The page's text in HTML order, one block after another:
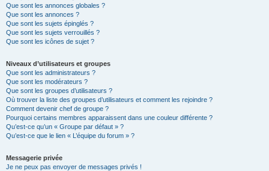
Que sont les annonces globales ?
Que sont les annonces ?
Que sont les sujets épinglés ?
Que sont les sujets verrouillés ?
Que sont les icônes de sujet ?
Niveaux d’utilisateurs et groupes
Que sont les administrateurs ?
Que sont les modérateurs ?
Que sont les groupes d’utilisateurs ?
Où trouver la liste des groupes d’utilisateurs et comment les rejoindre ?
Comment devenir chef de groupe ?
Pourquoi certains membres apparaissent dans une couleur différente ?
Qu’est-ce qu’un « Groupe par défaut » ?
Qu’est-ce que le lien « L’équipe du forum » ?
Messagerie privée
Je ne peux pas envoyer de messages privés !